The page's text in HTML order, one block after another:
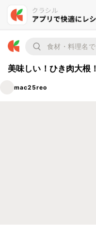
美味しい！ひき肉大根！
mac25reo